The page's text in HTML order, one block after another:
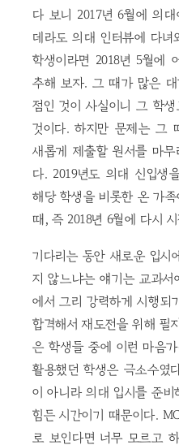
다 보니 2017년 6월에 의
데라도 의대 인터뷰에 다녀
학생이라면 2018년 5월에
추해 보자. 그 때가 많은 대
점인 것이 사실이니 그 학
것이다. 하지만 문제는 그
새롭게 제출할 원서를 마무
다. 2019년도 의대 신입생
해당 학생을 비롯한 온 가
때, 즉 2018년 6월에 다시 시
기다리는 동안 새로운 입시
지 않느냐는 얘기는 교과서
에서 그리 강력하게 시행되
합격해서 재도전을 위해 필
은 학생들 중에 이런 마음
활용했던 학생은 극소수였
이 아니라 의대 입시를 준
힘든 시간이기 때문이다.
로 보인다면 너무 모르고